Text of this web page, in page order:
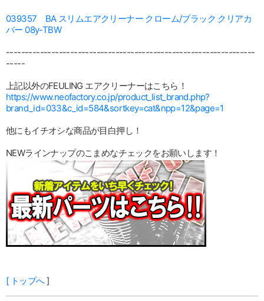
039357 BA スリムエアクリーナー クローム/ブラック クリアカ
バー 08y-TBW
------------------------------------------------------------------
-----
上記以外のFEULING エアクリーナーはこちら！
https://www.neofactory.co.jp/product_list_brand.php?
brand_id=033&c_id=584&sortkey=cat&npp=12&page=1
他にもイチオシな商品が目白押し！
NEWラインナップのこまめなチェックをお願いします！
[ トップへ]